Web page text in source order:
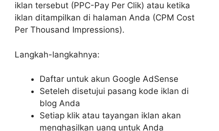
iklan tersebut (PPC-Pay Per Clik) atau ketika
iklan ditampilkan di halaman Anda (CPM Cost
Per Thousand Impressions).
Langkah-langkahnya:
Daftar untuk akun Google AdSense
Seteleh disetujui pasang kode iklan di
blog Anda
Setiap klik atau tayangan iklan akan
menghasilkan uang untuk Anda